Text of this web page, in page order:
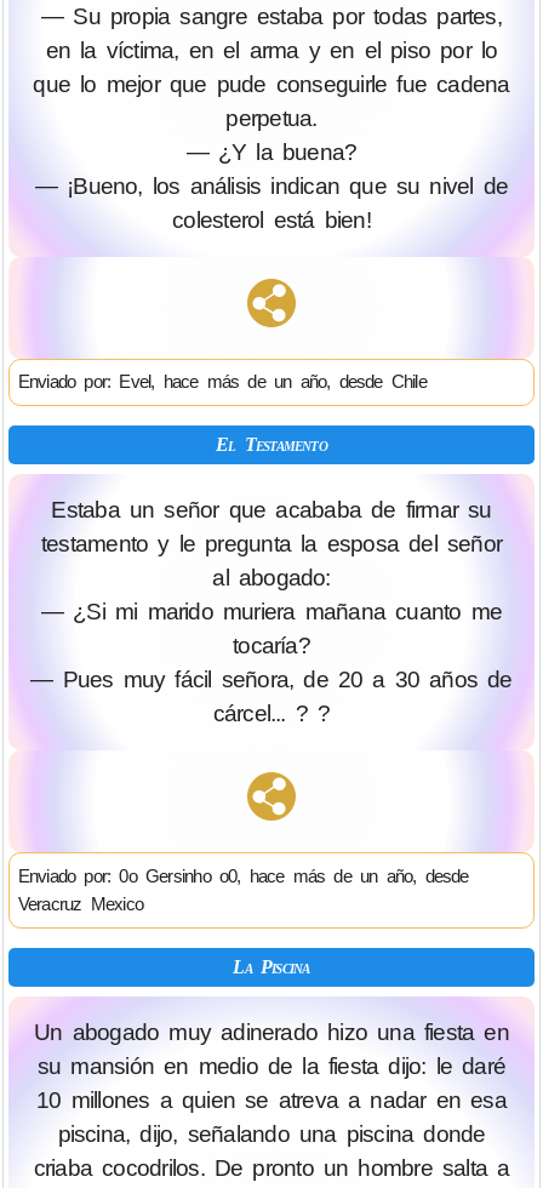
— Su propia sangre estaba por todas partes,
en la víctima, en el arma y en el piso por lo
que lo mejor que pude conseguirle fue cadena
perpetua.
— ¿Y la buena?
— ¡Bueno, los análisis indican que su nivel de
colesterol está bien!
Enviado por: Evel, hace más de un año, desde Chile
El Testamento
Estaba un señor que acababa de firmar su
testamento y le pregunta la esposa del señor
al abogado:
— ¿Si mi marido muriera mañana cuanto me
tocaría?
— Pues muy fácil señora, de 20 a 30 años de
cárcel... ? ?
Enviado por: 0o Gersinho o0, hace más de un año, desde
Veracruz Mexico
La Piscina
Un abogado muy adinerado hizo una fiesta en
su mansión en medio de la fiesta dijo: le daré
10 millones a quien se atreva a nadar en esa
piscina, dijo, señalando una piscina donde
criaba cocodrilos. De pronto un hombre salta a